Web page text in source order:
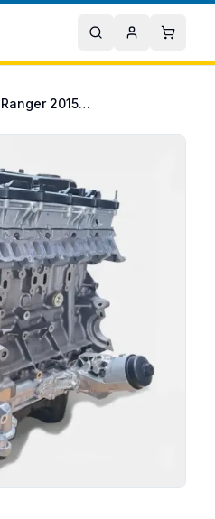
Sök Mitt konto
Motor till Ford Ranger 2015/05- 2.2 TDCi